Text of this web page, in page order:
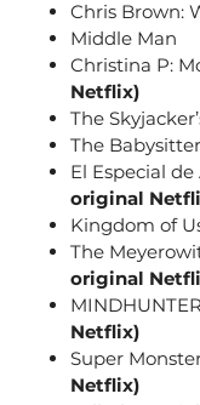
Chris Brown:
Middle Man
Christina P:
Netflix)
The
The Babysitter
El Especial
original
Kingdom of
The
original
Netflix)
Super
Netflix)